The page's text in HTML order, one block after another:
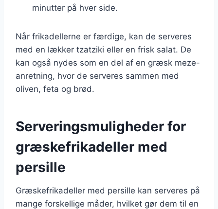
minutter på hver side.
Når frikadellerne er færdige, kan de serveres
med en lækker tzatziki eller en frisk salat. De
kan også nydes som en del af en græsk meze-
anretning, hvor de serveres sammen med
oliven, feta og brød.
Serveringsmuligheder for
græskefrikadeller med
persille
Græskefrikadeller med persille kan serveres på
mange forskellige måder, hvilket gør dem til en